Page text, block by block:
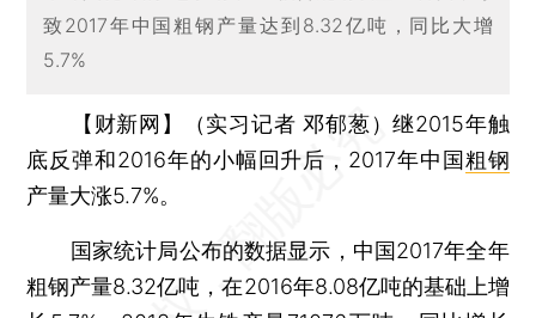
致2017年中国粗钢产量达到8.32亿吨，同比大增
5.7%
【财新网】（实习记者 邓郁葱）继2015年触
底反弹和2016年的小幅回升后，2017年中国粗钢
产量大涨5.7%。
国家统计局公布的数据显示，中国2017年全年
粗钢产量8.32亿吨，在2016年8.08亿吨的基础上增